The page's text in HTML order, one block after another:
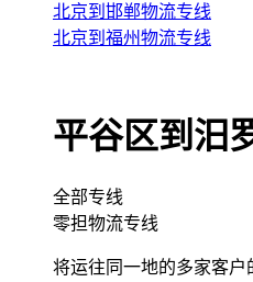
北京到邯郸物流专线
北京到福州物流专线
平谷区到汨
全部专线
零担物流专线
将运往同一地的多家客